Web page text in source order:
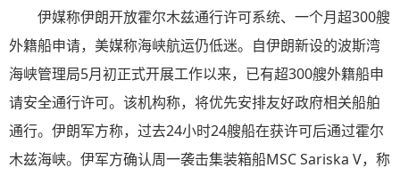
伊媒称伊朗开放霍尔木兹通行许可系统、一个月超300艘
外籍船申请，美媒称海峡航运仍低迷。自伊朗新设的波斯湾
海峡管理局5月初正式开展工作以来，已有超300艘外籍船申
请安全通行许可。该机构称，将优先安排友好政府相关船舶
通行。伊朗军方称，过去24小时24艘船在获许可后通过霍尔
木兹海峡。伊军方确认周一袭击集装箱船MSC Sariska V，称